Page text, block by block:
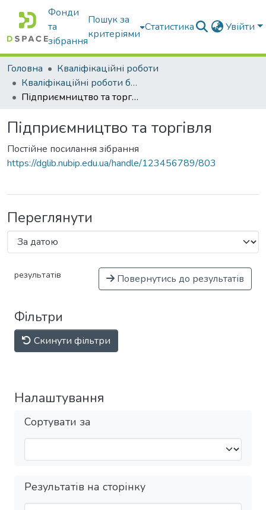
Фонди
та
зібрання
Пошук за
критеріями
Статистика Увійти
Головна
Кваліфікаційні роботи
Кваліфікаційні роботи бакалаврів
Підприємництво та торгівля
Підприємництво та торгівля
Постійне посилання зібрання
https://dglib.nubip.edu.ua/handle/123456789/803
Переглянути
результатів Повернутись до результатів
Фільтри
Скинути фільтри
Налаштування
Сортувати за
Результатів на сторінку